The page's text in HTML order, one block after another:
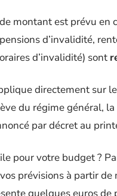
montant est prévu en
d’invalidité,
d’invalidité) sont
directement sur
du régime général,
par décret au
pour votre budget ?
prévisions à partir